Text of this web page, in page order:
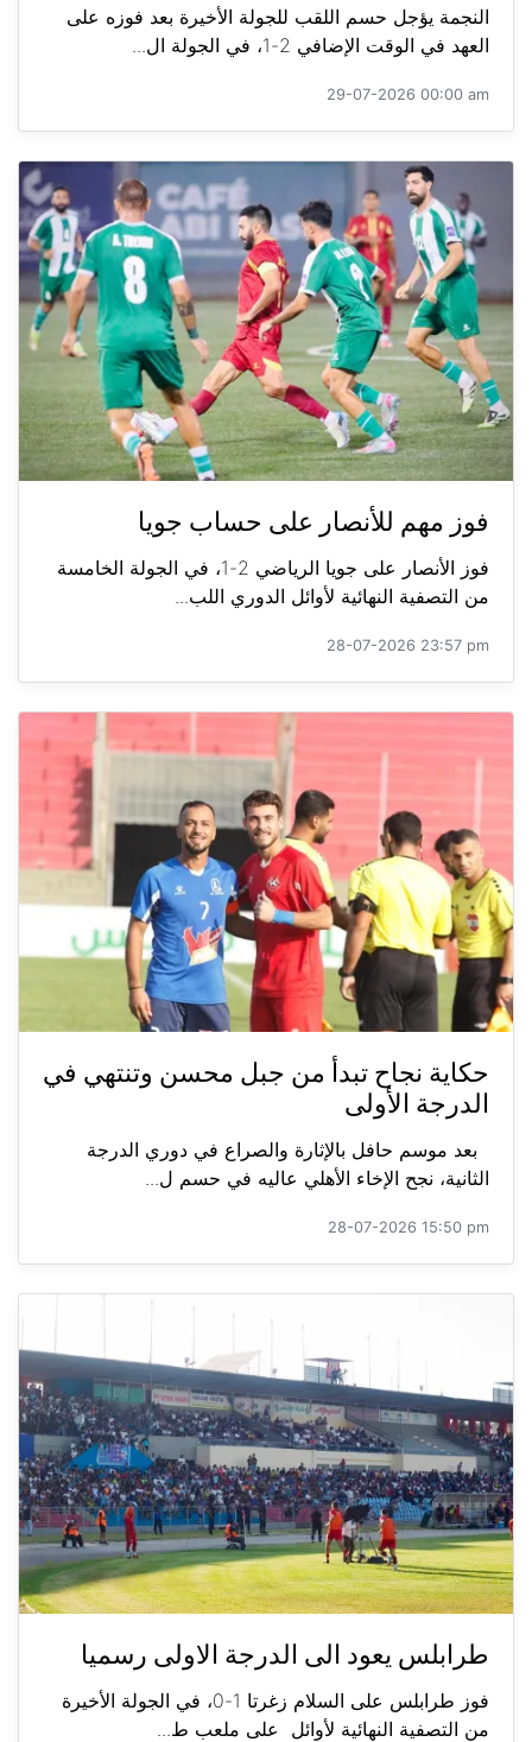
النجمة يؤجل حسم اللقب للجولة الأخيرة بعد فوزه على
العهد في الوقت الإضافي 2-1، في الجولة ال...
29-07-2026 00:00 am
فوز مهم للأنصار على حساب جويا
فوز الأنصار على جويا الرياضي 2-1، في الجولة الخامسة
من التصفية النهائية لأوائل الدوري اللب...
28-07-2026 23:57 pm
حكاية نجاح تبدأ من جبل محسن وتنتهي في
الدرجة الأولى
بعد موسم حافل بالإثارة والصراع في دوري الدرجة
الثانية، نجح الإخاء الأهلي عاليه في حسم ل...
28-07-2026 15:50 pm
طرابلس يعود الى الدرجة الاولى رسميا
فوز طرابلس على السلام زغرتا 1-0، في الجولة الأخيرة
من التصفية النهائية لأوائل على ملعب ط...